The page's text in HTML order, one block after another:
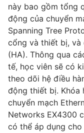
này bao gồm tổng
động của chuyển
Spanning Tree
cổng và thiết bị, và
(HA). Thông qua
tế, học viên sẽ có
theo dõi hệ điều
động thiết bị. Khóa
chuyển mạch
Networks EX4300
có thể áp dụng